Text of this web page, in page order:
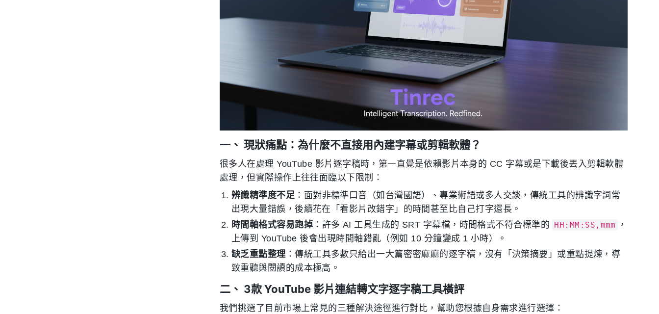
一、 現狀痛點：為什麼不直接用內建字幕或剪輯軟體？
很多人在處理 YouTube 影片逐字稿時，第一直覺是依賴影片本身的 CC 字幕或是下載後丟入剪輯軟體
處理，但實際操作上往往面臨以下限制：
辨識精準度不足：面對非標準口音（如台灣國語）、專業術語或多人交談，傳統工具的辨識字詞常
出現大量錯誤，後續花在「看影片改錯字」的時間甚至比自己打字還長。
時間軸格式容易跑掉 ：許多 AI 工具生成的 SRT 字幕檔，時間格式不符合標準的 HH:MM:SS,mmm
，
上傳到 YouTube 後會出現時間軸錯亂（例如 10 分鐘變成 1 小時）。
缺乏重點整理：傳統工具多數只給出一大篇密密麻麻的逐字稿，沒有「決策摘要」或重點提煉，導
致重聽與閱讀的成本極高。
二、 3款 YouTube 影片連結轉文字逐字稿工具橫評
我們挑選了目前市場上常見的三種解決途徑進行對比，幫助您根據自身需求進行選擇：